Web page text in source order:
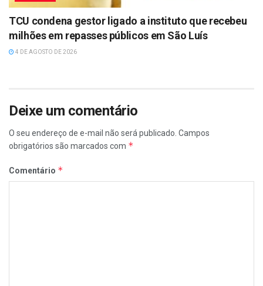
TCU condena gestor ligado a instituto que recebeu
milhões em repasses públicos em São Luís
4 DE AGOSTO DE 2026
Deixe um comentário
O seu endereço de e-mail não será publicado. Campos
obrigatórios são marcados com *
Comentário *